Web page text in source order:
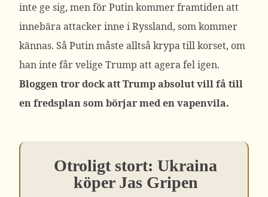
inte ge sig, men för Putin kommer framtiden att
innebära attacker inne i Ryssland, som kommer
kännas. Så Putin måste alltså krypa till korset, om
han inte får velige Trump att agera fel igen.
Bloggen tror dock att Trump absolut vill få till
en fredsplan som börjar med en vapenvila.
Otroligt stort: Ukraina
köper Jas Gripen